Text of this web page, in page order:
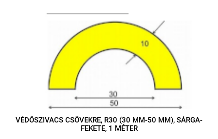
VÉDŐSZIVACS CSÖVEKRE, R30 (30 MM-50 MM), SÁRGA-
FEKETE, 1 MÉTER